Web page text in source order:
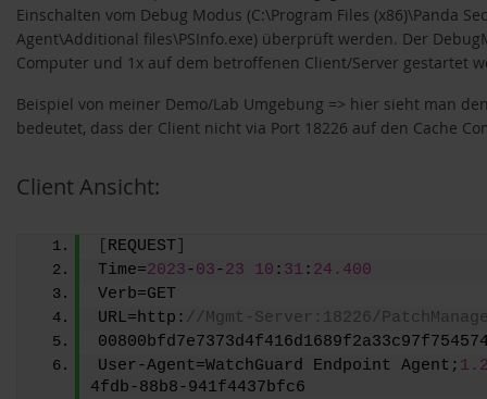
Einschalten vom Debug Modus (C:\Program Files (x86)\Panda
Agent\Additional files\PSInfo.exe) überprüft werden. Der
Computer und 1x auf dem betroffenen Client/Server gestartet
Beispiel von meiner Demo/Lab Umgebung => hier sieht man
bedeutet, dass der Client nicht via Port 18226 auf den Cache
Client Ansicht:
REQUEST
Time=2023-03-23 10 : 31 : 24.400
Verb=GET
URL=http: //Mgmt-Server:18226/
User-Agent=WatchGuard Endpoint Agent;
4fdb-88b8-941f4437bfc6